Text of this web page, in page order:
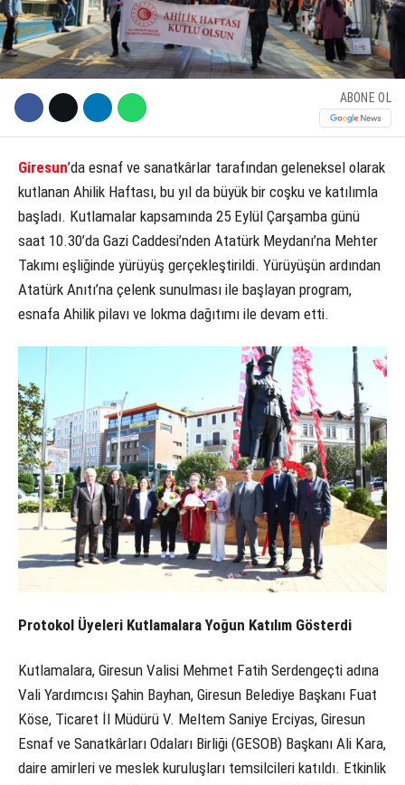
Facebook
InstagramABONE OL
Giresun’da esnaf ve sanatkârlar tarafından geleneksel olarak
kutlanan Ahilik Haftası, bu yıl da büyük bir coşku ve katılımla
başladı. Kutlamalar kapsamında 25 Eylül Çarşamba günü
saat 10.30’da Gazi Caddesi’nden Atatürk Meydanı’na Mehter
Takımı eşliğinde yürüyüş gerçekleştirildi. Yürüyüşün ardından
Atatürk Anıtı’na çelenk sunulması ile başlayan program,
esnafa Ahilik pilavı ve lokma dağıtımı ile devam etti.
Protokol Üyeleri Kutlamalara Yoğun Katılım Gösterdi
Kutlamalara, Giresun Valisi Mehmet Fatih Serdengeçti adına
Vali Yardımcısı Şahin Bayhan, Giresun Belediye Başkanı Fuat
Köse, Ticaret İl Müdürü V. Meltem Saniye Erciyas, Giresun
Esnaf ve Sanatkârları Odaları Birliği (GESOB) Başkanı Ali Kara,
daire amirleri ve meslek kuruluşları temsilcileri katıldı. Etkinlik